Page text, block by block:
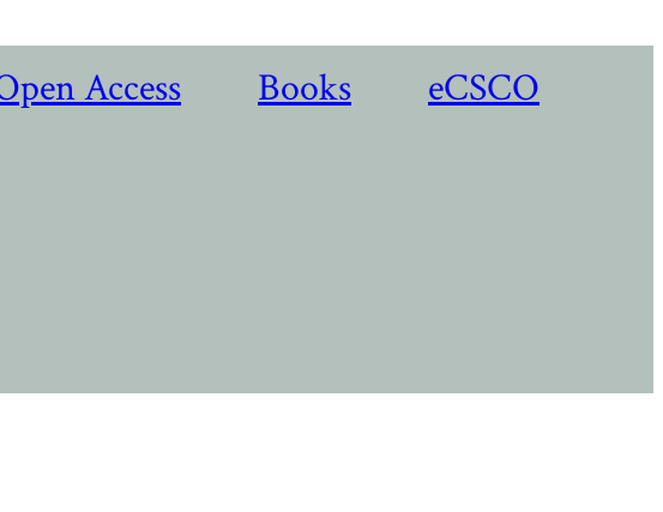
Access Books eCSCO